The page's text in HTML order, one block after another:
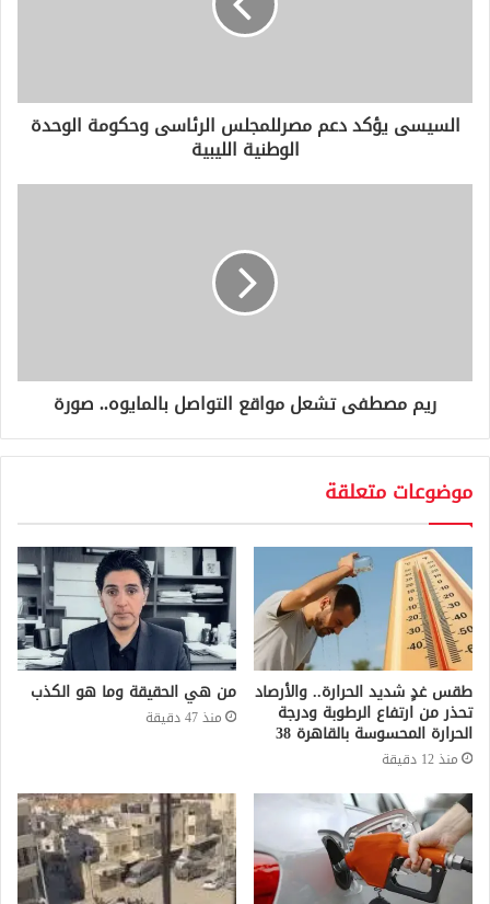
ر
السيسى يؤكد دعم مصرللمجلس الرئاسى وحكومة الوحدة
الوطنية الليبية
ريم مصطفى تشعل مواقع التواصل بالمايوه.. صورة
موضوعات متعلقة
طقس غدٍ شديد الحرارة.. والأرصاد
تحذر من ارتفاع الرطوبة ودرجة
الحرارة المحسوسة بالقاهرة 38
منذ 12 دقيقة
من هي الحقيقة وما هو الكذب
منذ 47 دقيقة